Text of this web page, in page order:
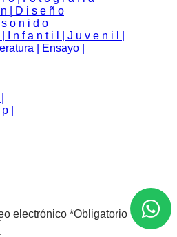
n | D i s e ñ o
o n i d o
I n f a n t i l | J u v e n i l |
| Ensayo |
|
electrónico *Obligatorio